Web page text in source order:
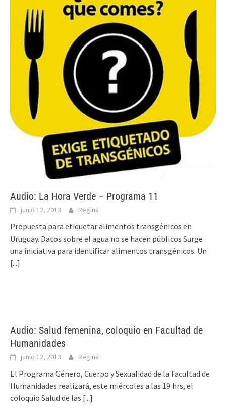
Audio: La Hora Verde – Programa 11
junio 12, 2013 Regina
Propuesta para etiquetar alimentos transgénicos en
Uruguay. Datos sobre el agua no se hacen públicos Surge
una iniciativa para identificar alimentos transgénicos. Un
[...]
Audio: Salud femenina, coloquio en Facultad de
Humanidades
junio 12, 2013 Regina
El Programa Género, Cuerpo y Sexualidad de la Facultad de
Humanidades realizará, este miércoles a las 19 hrs, el
coloquio Salud de las [...]